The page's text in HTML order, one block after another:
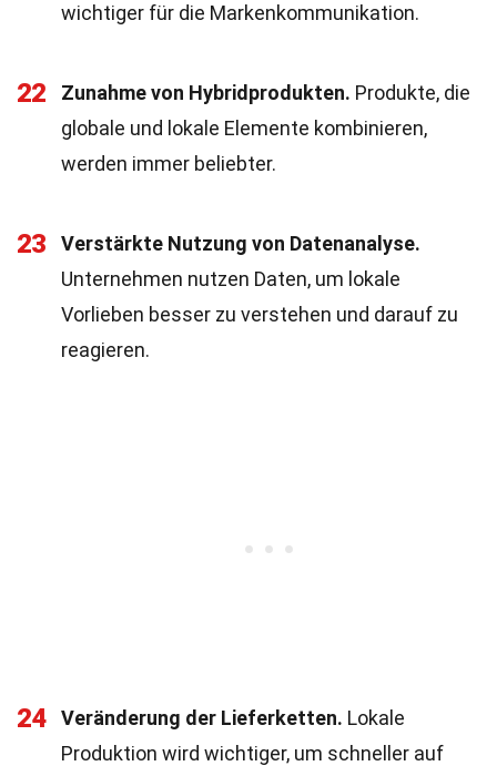
wichtiger für die Markenkommunikation.
22 Zunahme von Hybridprodukten. Produkte, die
globale und lokale Elemente kombinieren,
werden immer beliebter.
23
Verstärkte Nutzung von Datenanalyse.
Unternehmen nutzen Daten, um lokale
Vorlieben besser zu verstehen und darauf zu
reagieren.
24 Veränderung der Lieferketten. Lokale
Produktion wird wichtiger, um schneller auf